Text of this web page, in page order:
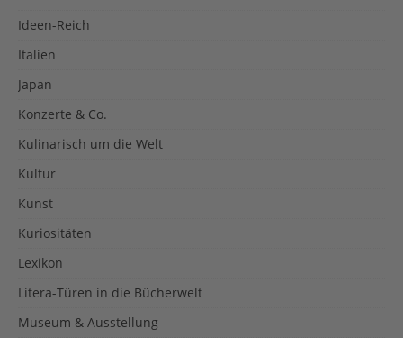
Ideen-Reich
Italien
Japan
Konzerte & Co.
Kulinarisch um die Welt
Kultur
Kunst
Kuriositäten
Lexikon
Litera-Türen in die Bücherwelt
Museum & Ausstellung